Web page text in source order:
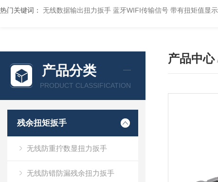
热门关键词： 无线数据输出扭力扳手 蓝牙WIFI传输信号 带有扭矩值显
产品分类
PRODUCT CLASSIFICATION
残余扭矩扳手
无线防重拧数显扭力扳手
无线防错防漏残余扭力扳手
产品中心